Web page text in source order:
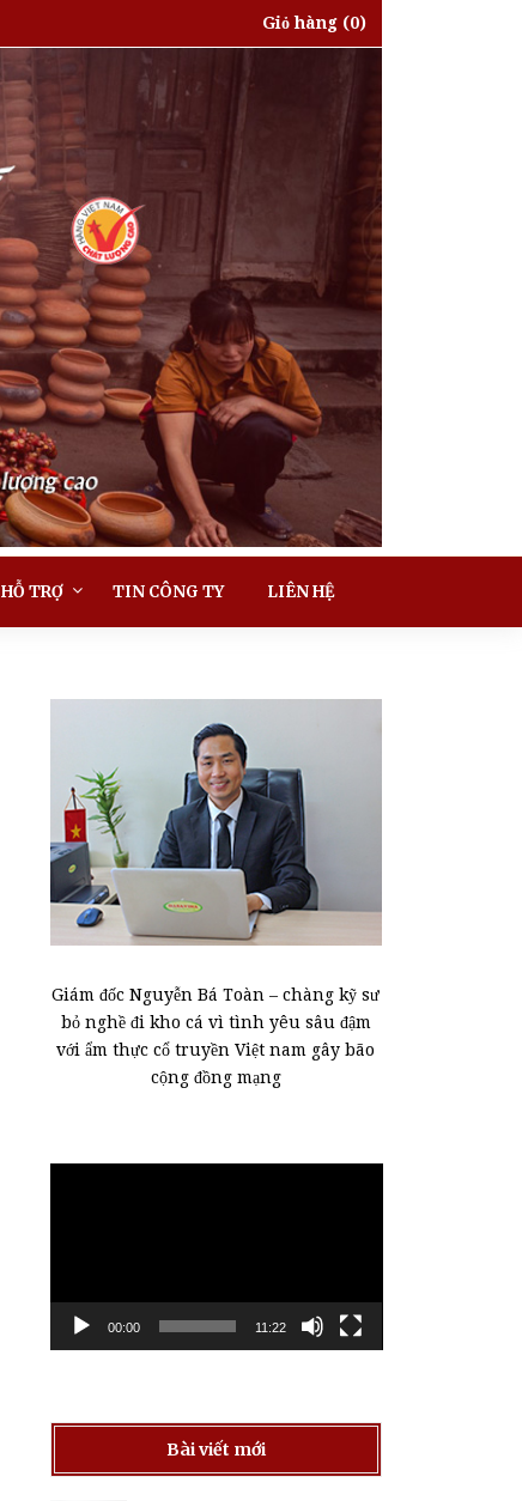
Giỏ hàng (0)
HỖ TRỢ TIN CÔNG TY LIÊN HỆ
Giám đốc Nguyễn Bá Toàn – chàng kỹ sư
bỏ nghề đi kho cá vì tình yêu sâu đậm
với ẩm thực cổ truyền Việt nam gây bão
cộng đồng mạng
00:00 11:22
Bài viết mới